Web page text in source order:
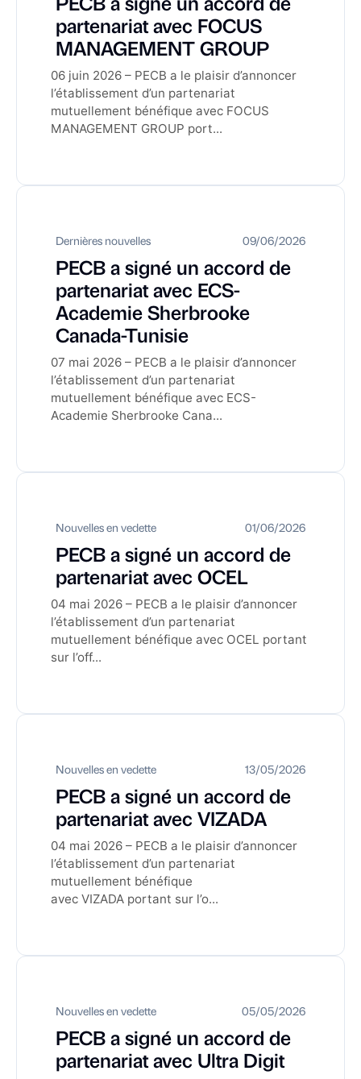
partenariat avec FOCUS
MANAGEMENT GROUP
06 juin 2026 – PECB a le plaisir d’annoncer
l’établissement d’un partenariat
mutuellement bénéfique avec FOCUS
MANAGEMENT GROUP port...
Dernières nouvelles 09/06/2026
PECB a signé un accord de
partenariat avec ECS-
Academie Sherbrooke
Canada-Tunisie
07 mai 2026 – PECB a le plaisir d’annoncer
l’établissement d’un partenariat
mutuellement bénéfique avec ECS-
Academie Sherbrooke Cana...
Nouvelles en vedette 01/06/2026
PECB a signé un accord de
partenariat avec OCEL
04 mai 2026 – PECB a le plaisir d’annoncer
l’établissement d’un partenariat
mutuellement bénéfique avec OCEL portant
sur l’off...
Nouvelles en vedette 13/05/2026
PECB a signé un accord de
partenariat avec VIZADA
04 mai 2026 – PECB a le plaisir d’annoncer
l’établissement d’un partenariat
mutuellement bénéfique
avec VIZADA portant sur l’o...
Nouvelles en vedette 05/05/2026
PECB a signé un accord de
partenariat avec Ultra Digit